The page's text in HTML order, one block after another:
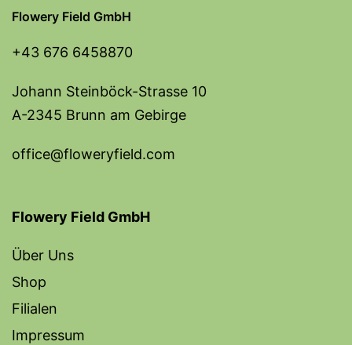
Flowery Field GmbH
+43 676 6458870
Johann Steinböck-Strasse 10
A-2345 Brunn am Gebirge
office@floweryfield.com
Flowery Field GmbH
Über Uns
Shop
Filialen
Impressum